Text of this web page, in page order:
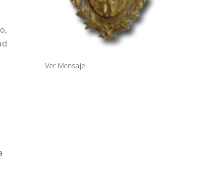
Ver Mensaje